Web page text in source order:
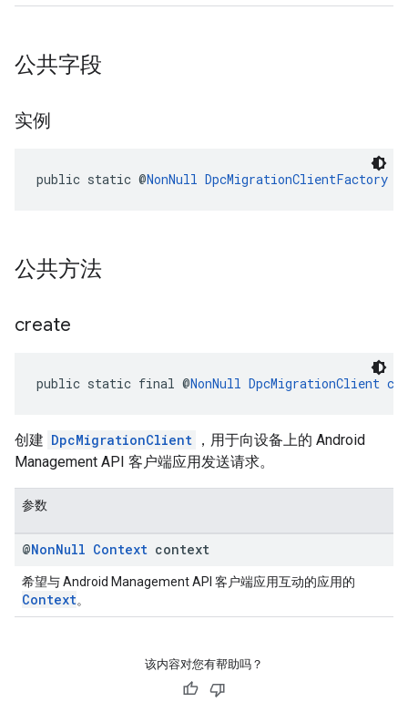
公共字段
实例
public static @NonNull DpcMigrationClientFactory
公共方法
create
public static final @NonNull DpcMigrationClient
创建 DpcMigrationClient ，用于向设备上的 Android
Management API 客户端应用发送请求。
参数
@NonNull Context context
希望与 Android Management API 客户端应用互动的应用的
Context。
该内容对您有帮助吗？